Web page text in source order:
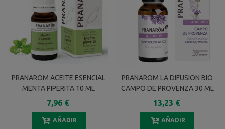
PRANAROM ACEITE ESENCIAL
MENTA PIPERITA 10 ML
7,96 €
AÑADIR
PRANAROM LA DIFUSION BIO
CAMPO DE PROVENZA 30 ML
13,23 €
AÑADIR